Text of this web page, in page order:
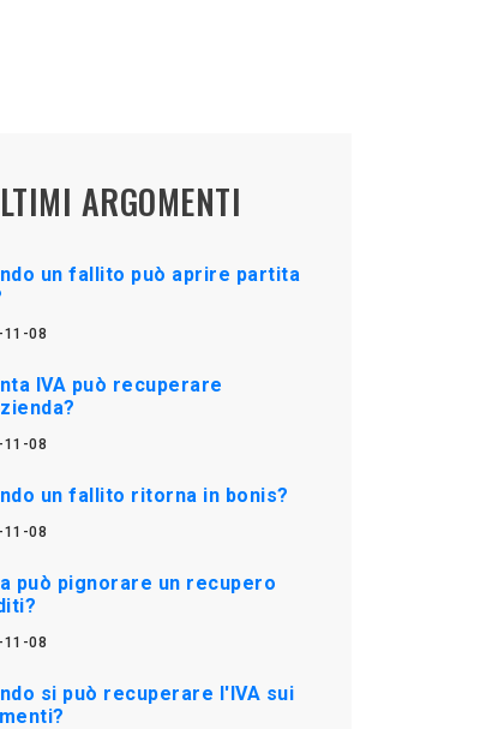
ARGOMENTI
un fallito può aprire partita
11-08
IVA può recuperare
11-08
un fallito ritorna in bonis?
11-08
può pignorare un recupero
11-08
si può recuperare l'IVA sui